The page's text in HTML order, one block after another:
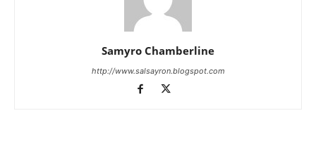
Samyro Chamberline
http://www.salsayron.blogspot.com